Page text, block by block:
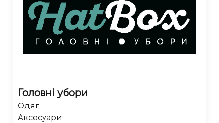
Головні убори
Одяг
Аксесуари